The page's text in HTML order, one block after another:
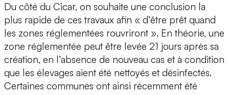
Du côté du Cicar, on souhaite une conclusion la
plus rapide de ces travaux afin « d’être prêt quand
les zones réglementées rouvriront ». En théorie, une
zone réglementée peut être levée 21 jours après sa
création, en l’absence de nouveau cas et à condition
que les élevages aient été nettoyés et désinfectés.
Certaines communes ont ainsi récemment été